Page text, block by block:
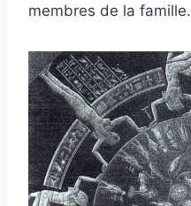
membres de la famille.